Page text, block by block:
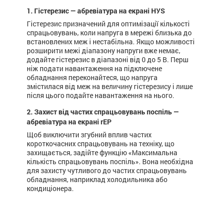
1. Гістерезис — абревіатура на екрані HУS
Гістерезис призначений для оптимізації кількості
спрацьовувань, коли напруга в мережі близька до
встановлених меж і нестабільна. Якщо можливості
розширити межі діапазону напруги вже немає,
додайте гістерезис в діапазоні від 0 до 5 В. Перш
ніж подати навантаження на підключене
обладнання переконайтеся, що напруга
змістилася від меж на величину гістерезису і лише
після цього подайте навантаження на нього.
2. Захист від частих спрацьовувань поспіль —
абревіатура на екрані rEP
Щоб виключити згубний вплив частих
короткочасних спрацьовувань на техніку, що
захищається, задійте функцію «Максимальна
кількість спрацьовувань поспіль». Вона необхідна
для захисту чутливого до частих спрацьовувань
обладнання, наприклад холодильника або
кондиціонера.